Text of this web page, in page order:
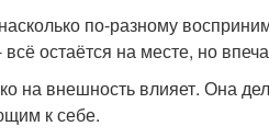
по-разному
остаётся на месте, но
на внешность влияет. Она
к себе.